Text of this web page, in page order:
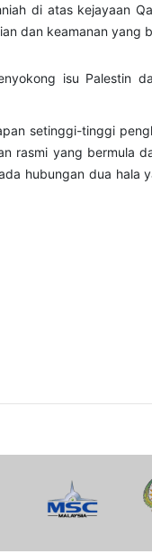
di atas kejayaan
dan keamanan yang
isu Palestin
setinggi-tinggi
rasmi yang bermula
hubungan dua